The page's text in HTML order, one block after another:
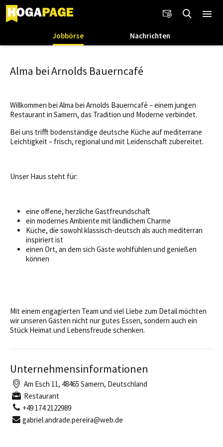
Jobbörse Nachrichten
Alma bei Arnolds Bauerncafé
Willkommen bei Alma bei Arnolds Bauerncafé – einem jungen
Restaurant in Samern, das Tradition und Moderne verbindet.
Bei uns trifft bodenständige deutsche Küche auf mediterrane
Leichtigkeit – frisch, regional und mit Leidenschaft zubereitet.
Unser Haus steht für:
eine offene, herzliche Gastfreundschaft
ein modernes Ambiente mit ländlichem Charme
Küche, die sowohl klassisch-deutsch als auch mediterran
inspiriert ist
einen Ort, an dem sich Gäste wohlfühlen und genießen
können
Mit einem engagierten Team und viel Liebe zum Detail möchten
wir unseren Gästen nicht nur gutes Essen, sondern auch ein
Stück Heimat und Lebensfreude schenken.
Unternehmensinformationen
Am Esch 11, 48465 Samern, Deutschland
Restaurant
+49 174 2122989
gabriel.andrade.pereira@web.de